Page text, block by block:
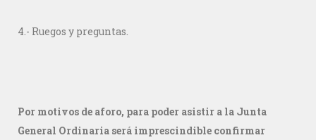
4.- Ruegos y preguntas.
Por motivos de aforo, para poder asistir a la Junta
General Ordinaria será imprescindible confirmar